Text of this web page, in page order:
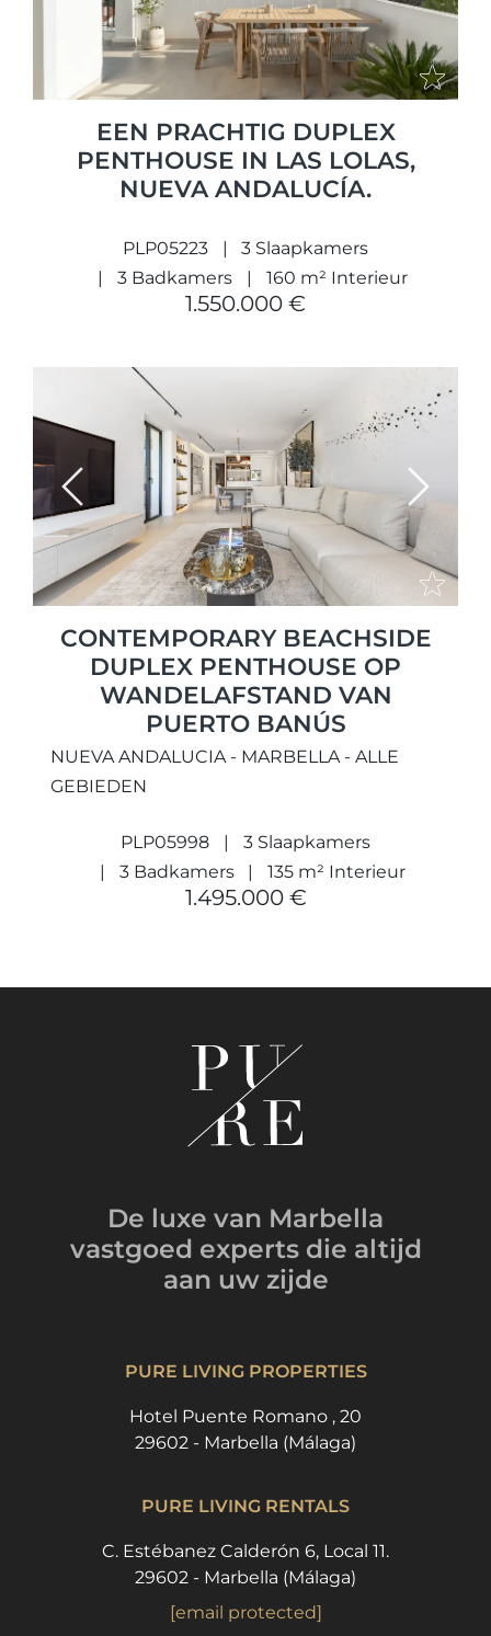
EEN PRACHTIG DUPLEX
PENTHOUSE IN LAS LOLAS,
NUEVA ANDALUCÍA.
PLP05223
3 Slaapkamers
3 Badkamers
160 m² Interieur
1.550.000 €
Previous Next
CONTEMPORARY BEACHSIDE
DUPLEX PENTHOUSE OP
WANDELAFSTAND VAN
PUERTO BANÚS
NUEVA ANDALUCIA - MARBELLA - ALLE
GEBIEDEN
PLP05998
3 Slaapkamers
3 Badkamers
135 m² Interieur
1.495.000 €
De luxe van Marbella
vastgoed experts die altijd
aan uw zijde
PURE LIVING PROPERTIES
Hotel Puente Romano , 20
29602 - Marbella (Málaga)
PURE LIVING RENTALS
C. Estébanez Calderón 6, Local 11.
29602 - Marbella (Málaga)
[email protected]